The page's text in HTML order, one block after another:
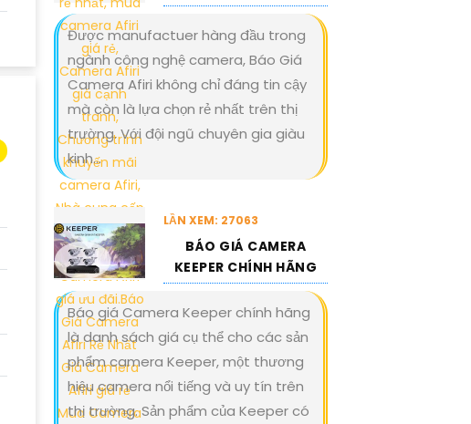
Được manufactuer hàng đầu trong
ngành công nghệ camera, Báo Giá
Camera Afiri không chỉ đáng tin cậy
mà còn là lựa chọn rẻ nhất trên thị
trường. Với đội ngũ chuyên gia giàu
kinh...
LẦN XEM: 27063
BÁO GIÁ CAMERA
KEEPER CHÍNH HÃNG
Báo giá Camera Keeper chính hãng
là danh sách giá cụ thể cho các sản
phẩm camera Keeper, một thương
hiệu camera nổi tiếng và uy tín trên
thị trường. Sản phẩm của Keeper có